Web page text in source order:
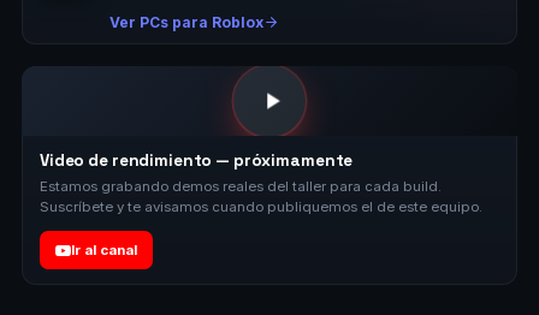
Ver PCs para Roblox
Video de rendimiento — próximamente
Estamos grabando demos reales del taller para cada build.
Suscríbete y te avisamos cuando publiquemos el de este equipo.
Ir al canal